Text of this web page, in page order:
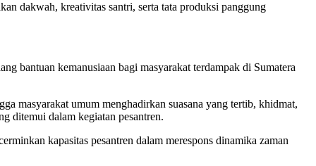
dakwah, kreativitas santri, serta tata produksi panggung
bantuan kemanusiaan bagi masyarakat terdampak di Sumatera
masyarakat umum menghadirkan suasana yang tertib, khidmat,
ditemui dalam kegiatan pesantren.
kapasitas pesantren dalam merespons dinamika zaman